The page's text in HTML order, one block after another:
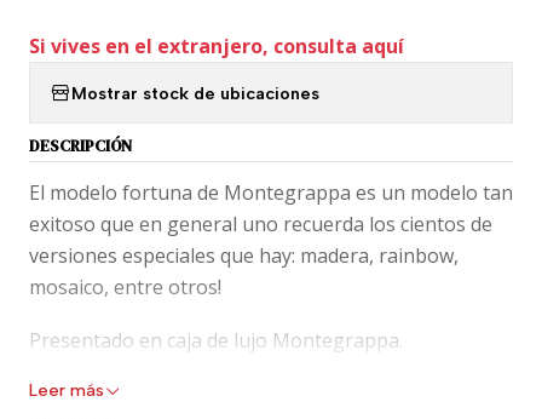
Si vives en el extranjero, consulta aquí
Mostrar stock de ubicaciones
DESCRIPCIÓN
El modelo fortuna de Montegrappa es un modelo tan
exitoso que en general uno recuerda los cientos de
versiones especiales que hay: madera, rainbow,
mosaico, entre otros!
Presentado en caja de lujo Montegrappa.
Montegrappa representa, 100 años de artesanía y
Leer más